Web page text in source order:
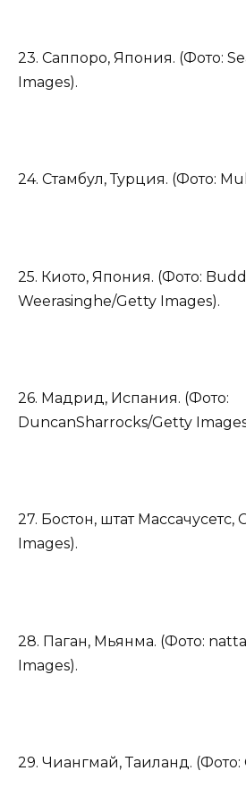
23. Саппоро, Япония. (Фото:
Images).
24. Стамбул, Турция. (Фото:
25. Киото, Япония. (Фото:
Weerasinghe/Getty Images).
26. Мадрид, Испания. (Фото:
DuncanSharrocks/Getty
27. Бостон, штат
Images).
28. Паган, Мьянма. (Фото:
Images).
29. Чиангмай, Таиланд. (Фото: